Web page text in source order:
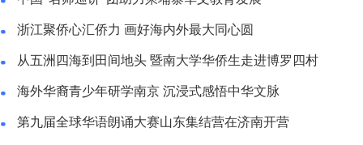
浙江聚侨心汇侨力 画好海内外最大同心圆
从五洲四海到田间地头 暨南大学华侨生走进博罗四村
海外华裔青少年研学南京 沉浸式感悟中华文脉
第九届全球华语朗诵大赛山东集结营在济南开营